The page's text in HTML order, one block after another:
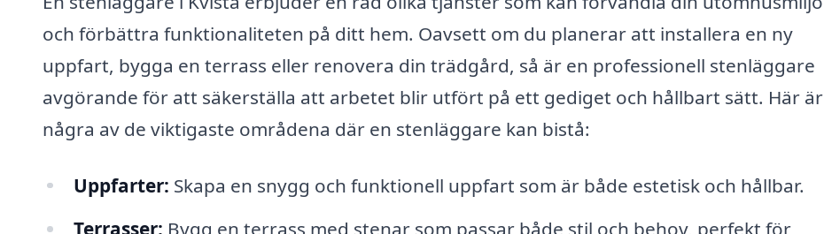
och förbättra funktionaliteten på ditt hem. Oavsett om du planerar att installera en ny
uppfart, bygga en terrass eller renovera din trädgård, så är en professionell stenläggare
avgörande för att säkerställa att arbetet blir utfört på ett gediget och hållbart sätt. Här är
några av de viktigaste områdena där en stenläggare kan bistå:
Uppfarter: Skapa en snygg och funktionell uppfart som är både estetisk och hållbar.